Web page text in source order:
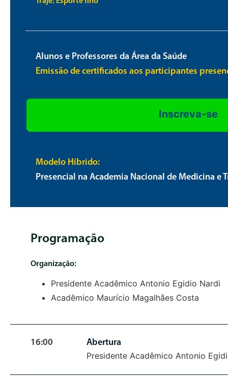
Alunos e Professores da Área da Saúde
Emissão de certificados aos participantes
Inscreva-se
​Modelo Híbrido:
Presencial na Academia Nacional de Medicina e
Programação
Organização:
Presidente Acadêmico Antonio Egidio Nardi
Acadêmico Maurício Magalhães Costa
16:00 Abertura
Presidente Acadêmico Antonio